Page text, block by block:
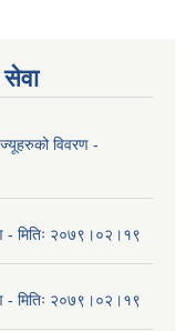
विवरण -
- मितिः २०७९।०२।१९
- मितिः २०७९।०२।१९